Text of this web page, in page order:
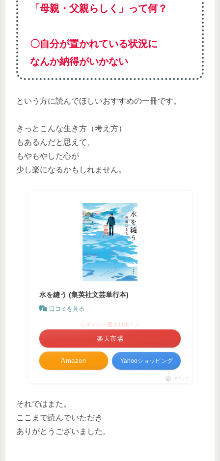
「母親・父親らしく」 って何？
〇自分が置かれている状況に
なんか納得がいかない
という方に読んでほしいおすすめの一冊です。
きっとこんな生き方（考え方）
もあるんだと思えて、
もやもやした心が
少し楽になるかもしれません。
水を縫う (集英社文芸単行本)
口コミを見る
Amazon
＼ポイント最大11倍！／
楽天市場
Yahooショッピング
ポチップ
それではまた。
ここまで読んでいただき
ありがとうございました。